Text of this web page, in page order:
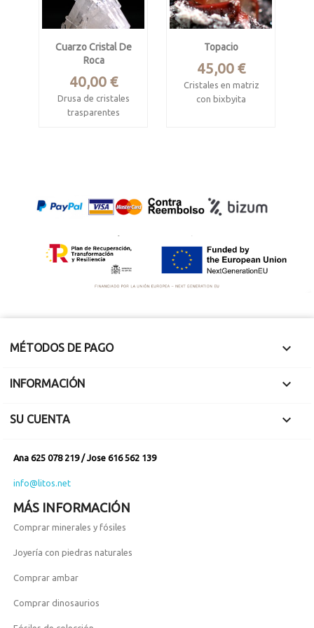
Cuarzo Cristal De
Roca
Precio
40,00 €
Drusa de cristales
trasparentes
Forma muy estética.
Topacio
Precio
45,00 €
Cristales en matriz
con bixbyita
MÉTODOS DE PAGO 
INFORMACIÓN 
SU CUENTA 
Ana 625 078 219 / Jose 616 562 139
info@litos.net
MÁS INFORMACIÓN
Comprar minerales y fósiles
Joyería con piedras naturales
Comprar ambar
Comprar dinosaurios